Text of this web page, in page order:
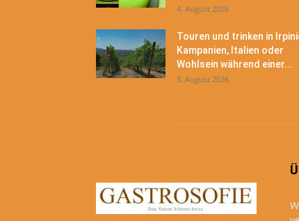
4. August 2026
Touren und trinken in
Kampanien, Italien oder
Wohlsein während einer...
3. August 2026